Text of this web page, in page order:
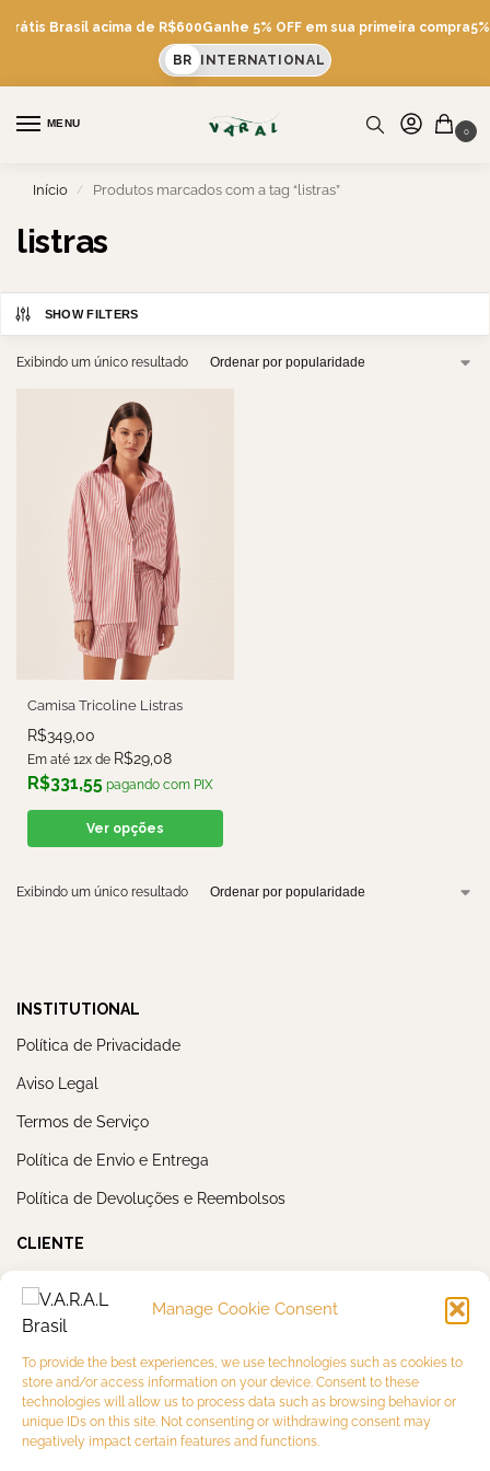
Manage Cookie Consent
To provide the best experiences, we use technologies such as cookies to
store and/or access information on your device. Consent to these
technologies will allow us to process data such as browsing behavior or
unique IDs on this site. Not consenting or withdrawing consent may
negatively impact certain features and functions.
Brasil acima de R$600Ganhe 5% OFF em sua primeira compra
BR INTERNATIONAL
MENU
0
Início / Produtos marcados com a tag “listras”
listras
SHOW FILTERS
Exibindo um único resultado
Camisa Tricoline Listras
R$349,00
Em até 12x de R$29,08
R$331,55 pagando com PIX
Ver opções
Exibindo um único resultado
INSTITUTIONAL
Política de Privacidade
Aviso Legal
Termos de Serviço
Política de Envio e Entrega
Política de Devoluções e Reembolsos
CLIENTE
Meus Pedidos
NEWSLETTER